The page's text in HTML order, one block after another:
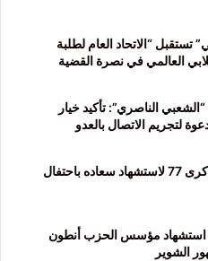
تستقبل “الاتحاد العام لطلبة
العالمي في نصرة القضية
الناصري”: تأكيد خيار
لتجريم الاتصال بالعدو
منفذية عكار في القومي تحيي الذكرى 77 لاستشهاد سعاده باحتفال
استشهاد مؤسس الحزب أنطون
الشوير